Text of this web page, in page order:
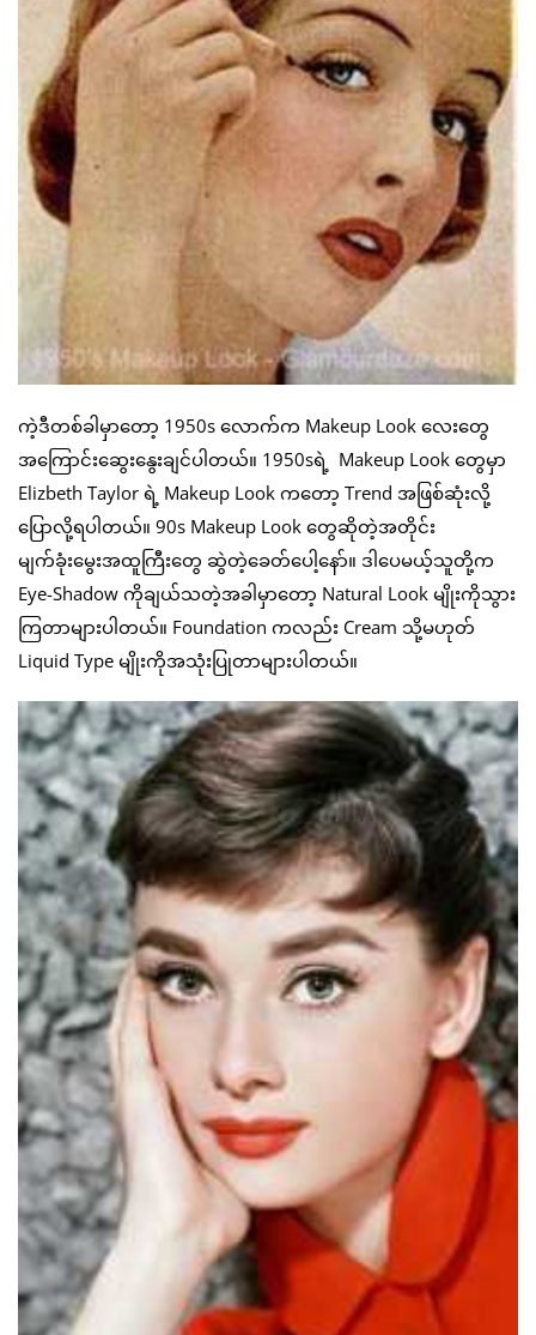
ကဲ့ဒီတစ်ခါမှာတော့ 1950s လောက်က Makeup Look လေးတွေ
အကြောင်းဆွေးနွေးချင်ပါတယ်။ 1950sရဲ့ Makeup Look တွေမှာ
Elizbeth Taylor ရဲ့ Makeup Look ကတော့ Trend အဖြစ်ဆုံးလို့
ပြောလို့ရပါတယ်။ 90s Makeup Look တွေဆိုတဲ့အတိုင်း
မျက်ခုံးမွေးအထူကြီးတွေ ဆွဲတဲ့ခေတ်ပေါ့နော်။ ဒါပေမယ့်သူတို့က
Eye-Shadow ကိုချယ်သတဲ့အခါမှာတော့ Natural Look မျိုးကိုသွား
ကြတာများပါတယ်။ Foundation ကလည်း Cream သို့မဟုတ်
Liquid Type မျိုးကိုအသုံးပြုတာများပါတယ်။